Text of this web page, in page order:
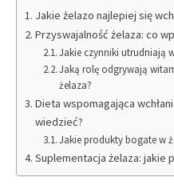
Jakie żelazo najlepiej się
Przyswajalność żelaza: co
Jakie czynniki utrudniają
Jaką rolę odgrywają
żelaza?
Dieta wspomagająca
wiedzieć?
Jakie produkty bogate w
Suplementacja żelaza: jakie